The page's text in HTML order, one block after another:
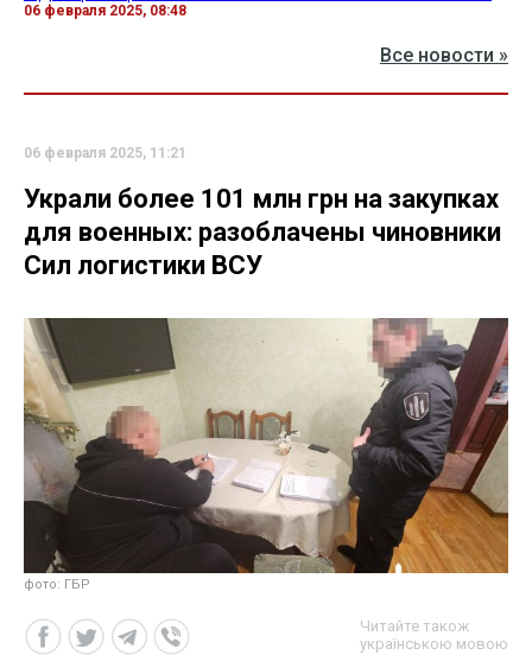
06 февраля 2025, 08:48
Все новости »
06 февраля 2025, 11:21
Украли более 101 млн грн на закупках
для военных: разоблачены чиновники
Сил логистики ВСУ
фото: ГБР
Читайте також
українською мовою